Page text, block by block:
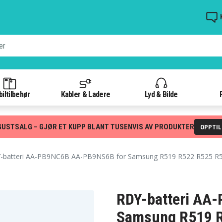
Kabler & Ladere Lyd & Bilde
– GJØR ET KUPP BLANT TUSENVIS AV PRODUKTER
batteri AA-PB9NC6B AA-PB9NS6B for Samsung R519 R522 R525
RDY-batteri
Samsung R519